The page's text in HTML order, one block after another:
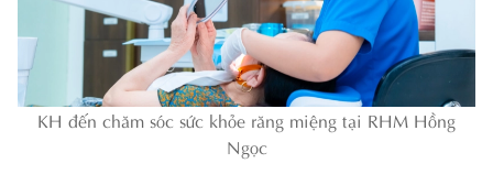
KH đến chăm sóc sức khỏe răng miệng tại RHM Hồng
Ngọc